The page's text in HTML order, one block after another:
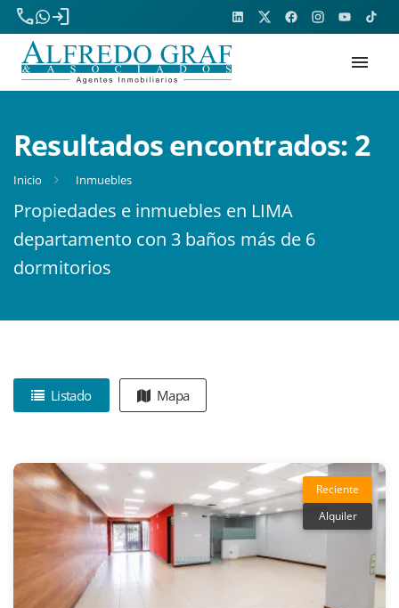
phone
login
menu
Resultados encontrados: 2
Inicio Inmuebles
Propiedades e inmuebles en LIMA
departamento con 3 baños más de 6
dormitorios
Listado Mapa
Reciente
Alquiler